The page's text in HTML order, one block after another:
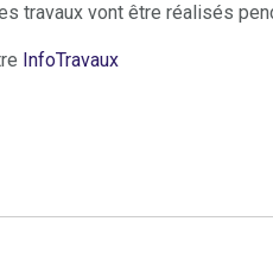
travaux vont être réalisés
InfoTravaux